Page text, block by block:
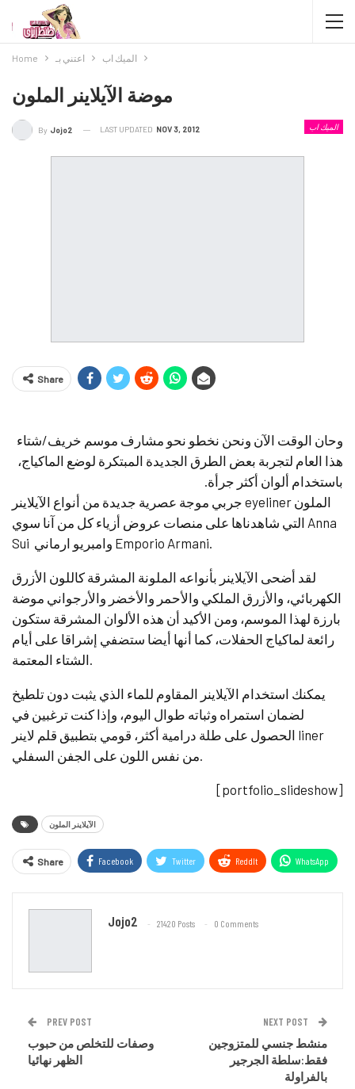
Home اعتني بـ الميك اب
موضة الآيلاينر الملون
الميك اب By Jojo2 LAST UPDATED NOV 3, 2012
Share
وحان الوقت الآن ونحن نخطو نحو مشارف موسم خريف/شتاء
هذا العام لتجربة بعض الطرق الجديدة المبتكرة لوضع الماكياج،
باستخدام ألوان أكثر جرأة.
جربي موجة عصرية جديدة من أنواع الآيلاينر eyeliner الملون
التي شاهدناها على منصات عروض أزياء كل من آنا سوي Anna
Sui وامبريو ارماني Emporio Armani.
لقد أضحى الآيلاينر بأنواعه الملونة المشرقة كاللون الأزرق
الكهربائي، والأزرق الملكي والأحمر والأخضر والأرجواني موضة
بارزة لهذا الموسم، ومن الأكيد أن هذه الألوان المشرقة ستكون
رائعة لماكياج الحفلات، كما أنها أيضا ستضفي إشراقا على أيام
الشتاء المعتمة.
يمكنك استخدام الآيلاينر المقاوم للماء الذي يثبت دون تلطيخ
لضمان استمراه وثباته طوال اليوم، وإذا كنت ترغبين في
الحصول على طلة درامية أكثر، قومي بتطبيق قلم لاينر liner
من نفس اللون على الجفن السفلي.
[portfolio_slideshow]
الآيلاينر الملون
Share Facebook Twitter ReddIt WhatsApp
Jojo2 21420 Posts 0 Comments
PREV POST
وصفات للتخلص من حبوب
الظهر نهائيا
NEXT POST
منشط جنسي للمتزوجين
فقط:سلطة الجرجير
بالفراولة